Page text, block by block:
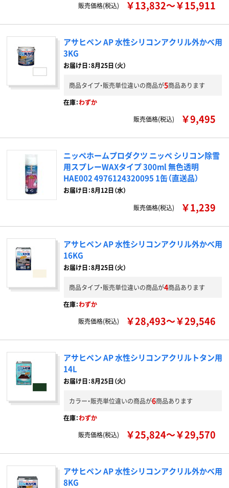
販売価格(税込) ￥13,832～￥15,911
アサヒペン AP 水性シリコンアクリル外かべ用
3KG
お届け日：8月25日（火）
商品タイプ・販売単位違いの商品が5商品あります
在庫：わずか
販売価格(税込)
￥9,495
ニッペホームプロダクツ ニッぺ シリコン除雪
用スプレーWAXタイプ 300ml 無色透明
HAE002 4976124320095 1缶（直送品）
お届け日：8月12日（水）
販売価格(税込)
￥1,239
アサヒペン AP 水性シリコンアクリル外かべ用
16KG
お届け日：8月25日（火）
商品タイプ・販売単位違いの商品が4商品あります
在庫：わずか
販売価格(税込)
￥28,493～￥29,546
アサヒペン AP 水性シリコンアクリルトタン用
14L
お届け日：8月25日（火）
カラー・販売単位違いの商品が6商品あります
在庫：わずか
販売価格(税込)
￥25,824～￥29,570
アサヒペン AP 水性シリコンアクリル外かべ用
8KG